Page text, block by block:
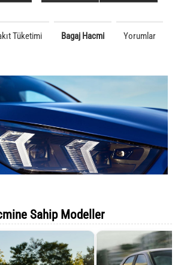
Tüketimi Bagaj Hacmi Yorumlar
Sahip Modeller